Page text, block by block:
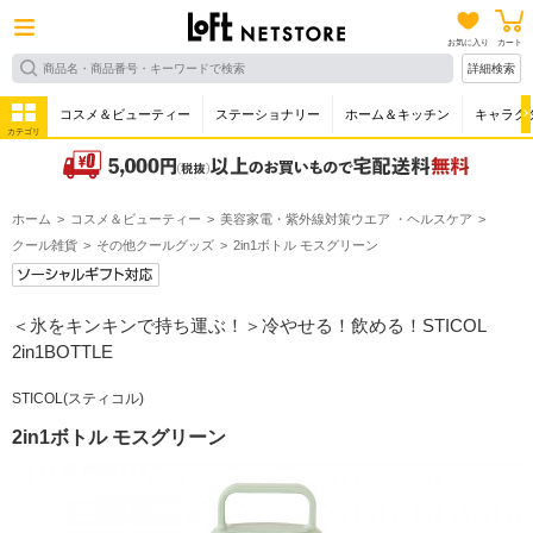
お気に入り カート
詳細検索
カテゴリ
コスメ＆ビューティー ステーショナリー ホーム＆キッチン キャラク
ホーム コスメ＆ビューティー
美容家電・紫外線対策ウエア ・ヘルスケア
クール雑貨
その他クールグッズ 2in1ボトル モスグリーン
＜氷をキンキンで持ち運ぶ！＞冷やせる！飲める！STICOL
2in1BOTTLE
STICOL(スティコル)
2in1ボトル モスグリーン